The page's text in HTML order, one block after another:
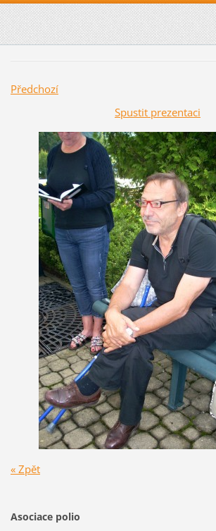
Předchozí
Spustit prezentaci
« Zpět
Asociace polio